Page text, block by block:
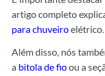
artigo completo
para chuveiroelétrico.
Além disso, nós
a bitola de fioou a